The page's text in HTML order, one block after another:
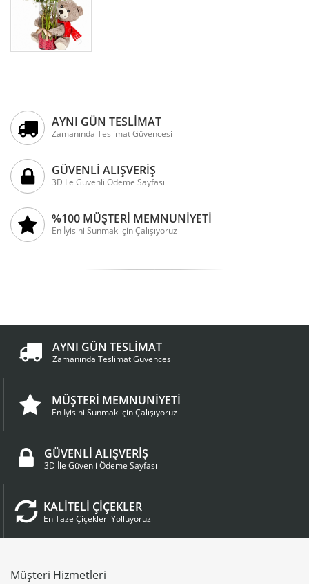
AYNI GÜN TESLİMAT
Zamanında Teslimat Güvencesi
GÜVENLİ ALIŞVERİŞ
3D İle Güvenli Ödeme Sayfası
%100 MÜŞTERİ MEMNUNİYETİ
En İyisini Sunmak için Çalışıyoruz
AYNI GÜN TESLİMAT
Zamanında Teslimat Güvencesi
MÜŞTERİ MEMNUNİYETİ
En İyisini Sunmak için Çalışıyoruz
GÜVENLİ ALIŞVERİŞ
3D İle Güvenli Ödeme Sayfası
KALİTELİ ÇİÇEKLER
En Taze Çiçekleri Yolluyoruz
Müşteri Hizmetleri